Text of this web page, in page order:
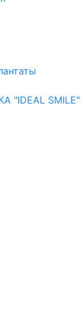
"IDEAL SMILE"